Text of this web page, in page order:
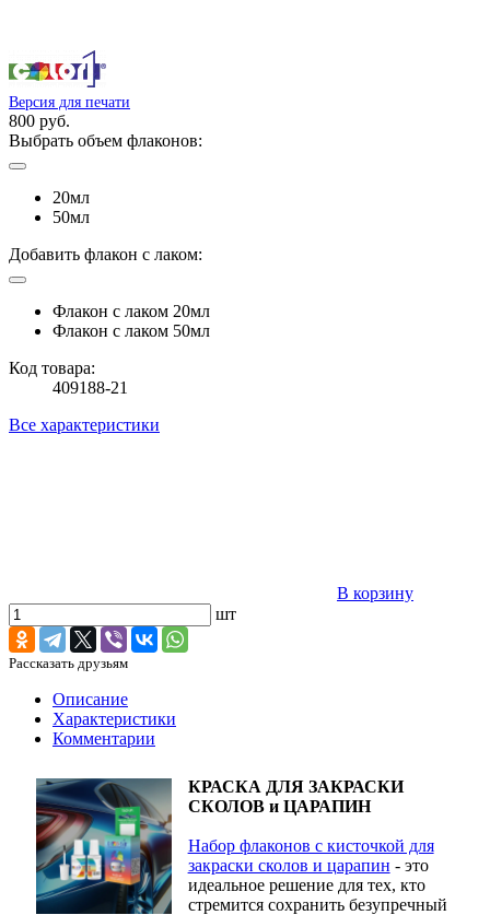
Версия для печати
800 руб.
Выбрать объем флаконов:
20мл
50мл
Добавить флакон с лаком:
Флакон с лаком 20мл
Флакон с лаком 50мл
Код товара:
409188-21
Все характеристики
В корзину
шт
Рассказать друзьям
Описание
Характеристики
Комментарии
КРАСКА ДЛЯ ЗАКРАСКИ
СКОЛОВ и ЦАРАПИН
Набор флаконов с кисточкой для
закраски сколов и царапин - это
идеальное решение для тех, кто
стремится сохранить безупречный